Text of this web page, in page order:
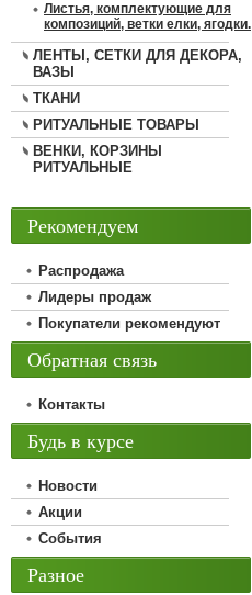
Листья, комплектующие для
композиций, ветки елки, ягодки.
ЛЕНТЫ, СЕТКИ ДЛЯ ДЕКОРА,
ВАЗЫ
ТКАНИ
РИТУАЛЬНЫЕ ТОВАРЫ
ВЕНКИ, КОРЗИНЫ
РИТУАЛЬНЫЕ
Рекомендуем
Распродажа
Лидеры продаж
Покупатели рекомендуют
Обратная связь
Контакты
Будь в курсе
Новости
Акции
События
Разное